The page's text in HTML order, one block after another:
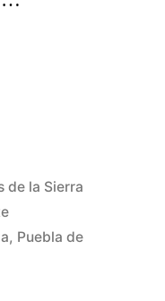
de la Sierra
, Puebla de